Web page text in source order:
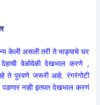
केली असली तरी ते भाड्याचे घर
वेळोवेळी देखभाल करणे ,
ते पुरवणे जरूरी आहे. रंगरंगोटी
नाही इतपत देखभाल करणं